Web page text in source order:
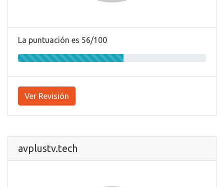
La puntuación es 56/100
Ver Revisión
avplustv.tech